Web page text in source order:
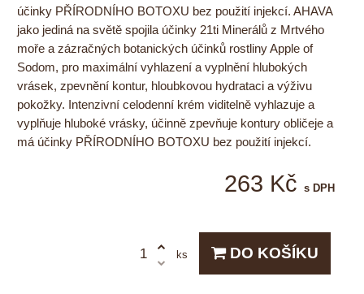
účinky PŘÍRODNÍHO BOTOXU bez použití injekcí. AHAVA
jako jediná na světě spojila účinky 21ti Minerálů z Mrtvého
moře a zázračných botanických účinků rostliny Apple of
Sodom, pro maximální vyhlazení a vyplnění hlubokých
vrásek, zpevnění kontur, hloubkovou hydrataci a výživu
pokožky. Intenzivní celodenní krém viditelně vyhlazuje a
vyplňuje hluboké vrásky, účinně zpevňuje kontury obličeje a
má účinky PŘÍRODNÍHO BOTOXU bez použití injekcí.
263 Kč s DPH
ks DO KOŠÍKU